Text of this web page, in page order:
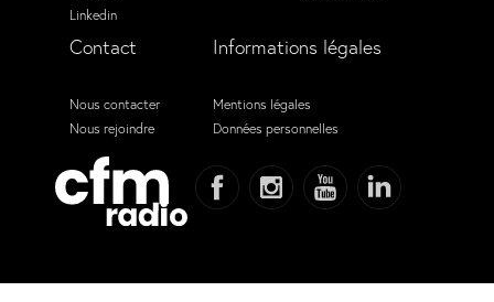
Linkedin
Contact
Nous contacter
Nous rejoindre
Informations légales
Mentions légales
Données personnelles